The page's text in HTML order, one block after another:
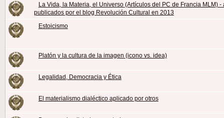
La Vida, la Materia, el Universo (Artículos del PC de Francia MLM) -
publicados por el blog Revolución Cultural en 2013
Estoicismo
Platón y la cultura de la imagen (icono vs. idea)
Legalidad, Democracia y Ética
El materialismo dialéctico aplicado por otros